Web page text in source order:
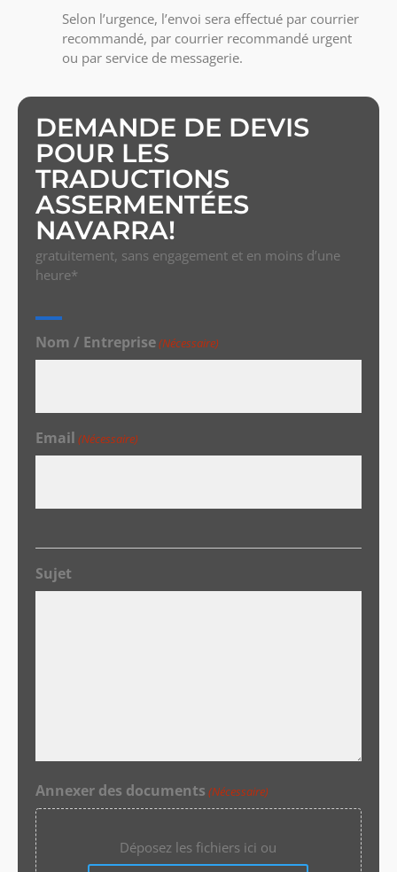
Selon l’urgence, l’envoi sera effectué par courrier
recommandé, par courrier recommandé urgent
ou par service de messagerie.
DEMANDE DE DEVIS
POUR LES
TRADUCTIONS
ASSERMENTÉES
NAVARRA!
gratuitement, sans engagement et en moins d’une
heure*
Nom / Entreprise(Nécessaire)
Email (Nécessaire)
Sujet
Annexer des documents (Nécessaire)
Déposez les fichiers ici ou